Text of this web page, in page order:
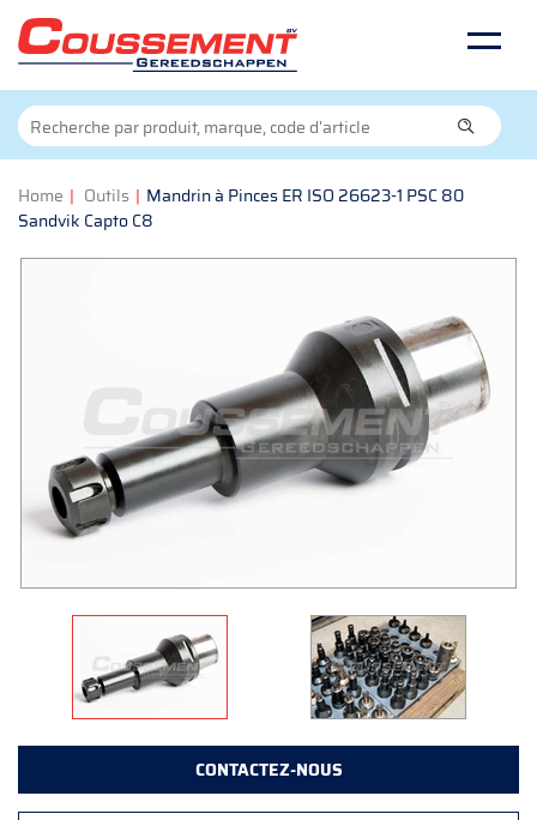
Home | Outils | Mandrin à Pinces ER ISO 26623-1 PSC 80
Sandvik Capto C8
CONTACTEZ-NOUS